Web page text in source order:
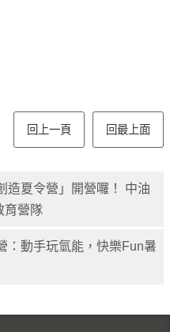
回上一頁 回最上面
造夏令營」開營囉！ 中油
育營隊
：動手玩氫能，快樂Fun暑